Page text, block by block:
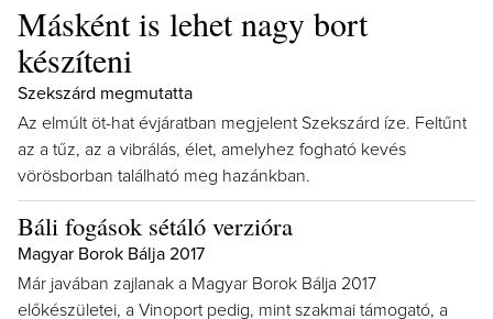
Másként is lehet nagy bort
készíteni
Szekszárd megmutatta
Az elmúlt öt-hat évjáratban megjelent Szekszárd íze. Feltűnt
az a tűz, az a vibrálás, élet, amelyhez fogható kevés
vörösborban található meg hazánkban.
Báli fogások sétáló verzióra
Magyar Borok Bálja 2017
Már javában zajlanak a Magyar Borok Bálja 2017
előkészületei, a Vinoport pedig, mint szakmai támogató, a